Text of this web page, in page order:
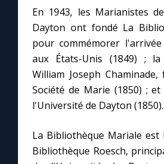
Prier au quotidien
Avec Thérèse de Lisieux
L'Évangile chaque jour
Les premiers samedis du mois
En 1943, les Marianistes
Dayton ont fondé La
pour commémorer
aux États-Unis (1849) ;
William Joseph
Société de Marie (1850) ;
l'Université de Dayton (1850).
La Bibliothèque Mariale est
Bibliothèque Roesch,